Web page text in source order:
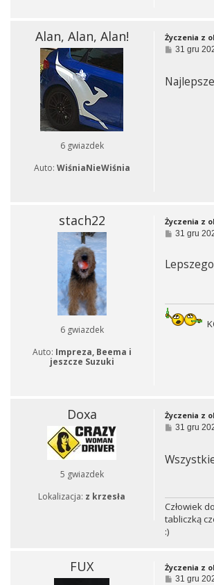
Alan, Alan, Alan!
6 gwiazdek
Auto: WiśniaNieWiśnia
Życzenia z
P
t
31 gru
stach22
6 gwiazdek
Auto: Impreza, Beema i
jeszcze Suzuki
Życzenia z
P
t
31 gru
Doxa
5 gwiazdek
Lokalizacja: z krzesła
Życzenia z
P
t
31 gru
Człowiek
tabliczką
:)
FUX Życzenia z
P
31 gru